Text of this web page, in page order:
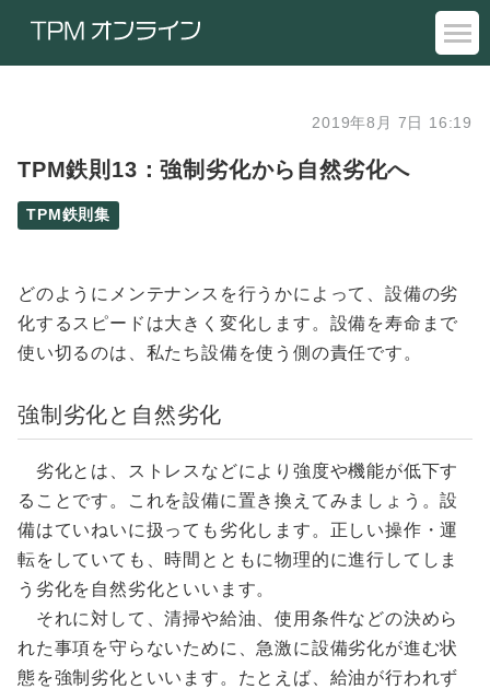
2019年8月 7日 16:19
TPM鉄則13：強制劣化から自然劣化へ
TPM鉄則集
どのようにメンテナンスを行うかによって、設備の劣
化するスピードは大きく変化します。設備を寿命まで
使い切るのは、私たち設備を使う側の責任です。
強制劣化と自然劣化
劣化とは、ストレスなどにより強度や機能が低下す
ることです。これを設備に置き換えてみましょう。設
備はていねいに扱っても劣化します。正しい操作・運
転をしていても、時間とともに物理的に進行してしま
う劣化を自然劣化といいます。
それに対して、清掃や給油、使用条件などの決めら
れた事項を守らないために、急激に設備劣化が進む状
態を強制劣化といいます。たとえば、給油が行われず